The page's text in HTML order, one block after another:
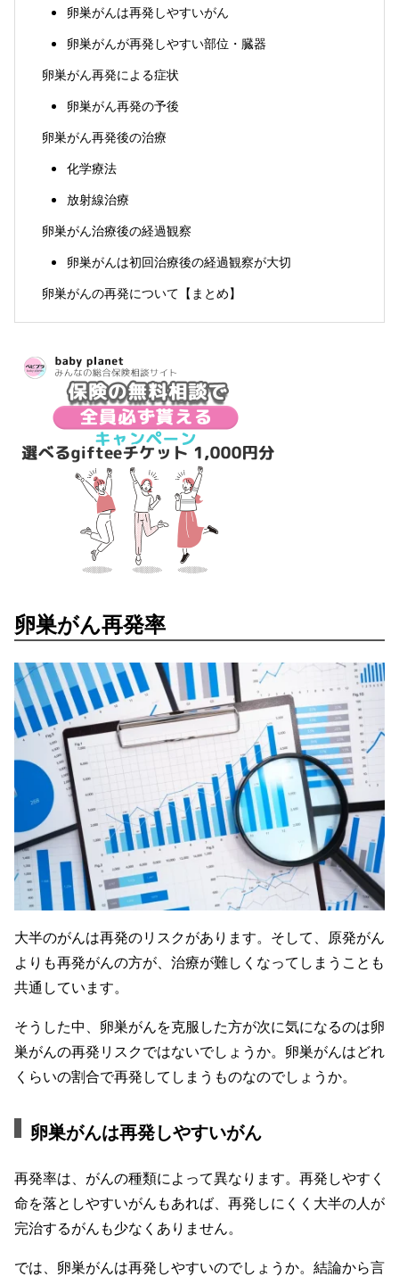
卵巣がんは再発しやすいがん
卵巣がんが再発しやすい部位・臓器
卵巣がん再発による症状
卵巣がん再発の予後
卵巣がん再発後の治療
化学療法
放射線治療
卵巣がん治療後の経過観察
卵巣がんは初回治療後の経過観察が大切
卵巣がんの再発について【まとめ】
卵巣がん再発率
大半のがんは再発のリスクがあります。そして、原発がん
よりも再発がんの方が、治療が難しくなってしまうことも
共通しています。
そうした中、卵巣がんを克服した方が次に気になるのは卵
巣がんの再発リスクではないでしょうか。卵巣がんはどれ
くらいの割合で再発してしまうものなのでしょうか。
卵巣がんは再発しやすいがん
再発率は、がんの種類によって異なります。再発しやすく
命を落としやすいがんもあれば、再発しにくく大半の人が
完治するがんも少なくありません。
では、卵巣がんは再発しやすいのでしょうか。結論から言